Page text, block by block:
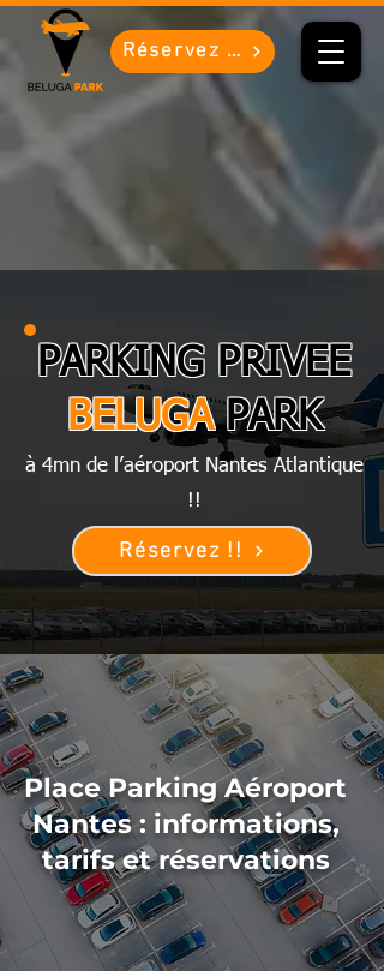
Réservez !!
PARKING PRIVEE
BELUGAPARK
à 4mn de l’aéroport Nantes Atlantique
!!
Réservez !!
Place Parking Aéroport
Nantes : informations,
tarifs et réservations